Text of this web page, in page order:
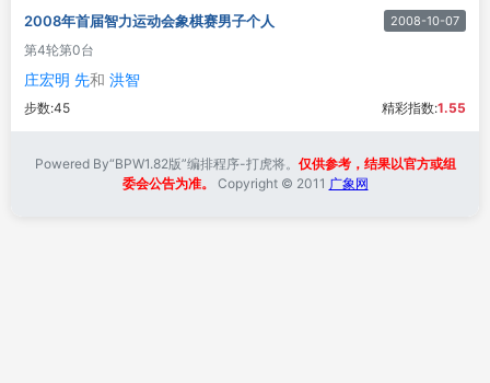
2008年首届智力运动会象棋赛男子个人 2008-10-07
第4轮第0台
庄宏明 先和 洪智
步数:45 精彩指数:1.55
Powered By“BPW1.82版”编排程序-打虎将。 仅供参考，结果以官方或组
委会公告为准。
Copyright © 2011 广象网